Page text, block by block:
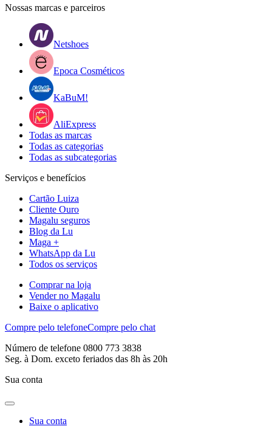
Nossas marcas e parceiros
Netshoes
Epoca Cosméticos
KaBuM!
AliExpress
Todas as marcas
Todas as categorias
Todas as subcategorias
Serviços e benefícios
Cartão Luiza
Cliente Ouro
Magalu seguros
Blog da Lu
Maga +
WhatsApp da Lu
Todos os serviços
Comprar na loja
Vender no Magalu
Baixe o aplicativo
Compre pelo telefoneCompre pelo chat
Número de telefone 0800 773 3838
Seg. à Dom. exceto feriados das 8h às 20h
Sua conta
Sua conta